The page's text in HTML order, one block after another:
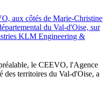
le CEEVO, l'Agence
des territoires du Val-d'Oise, a